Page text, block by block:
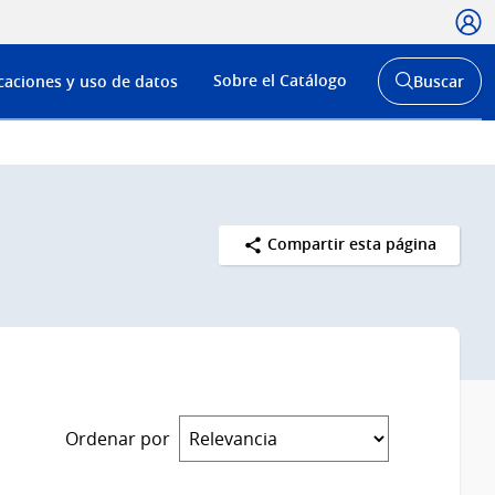
Menú
de
y uso de datos Sobre el Catálogo
Abrir
buscador
Buscar
Compartir esta página
Ordenar por